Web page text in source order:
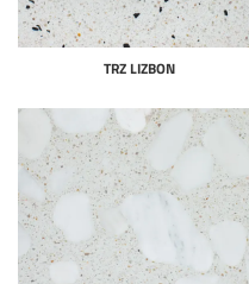
TRZ LIZBON